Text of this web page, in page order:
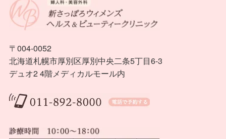
〒004-0052
北海道札幌市厚別区厚別中央二条5丁目6-3
デュオ2 4階メディカルモール内